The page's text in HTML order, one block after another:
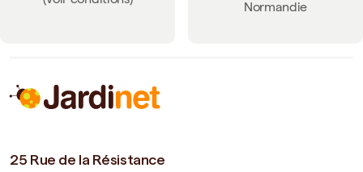
Normandie
25 Rue de la Résistance